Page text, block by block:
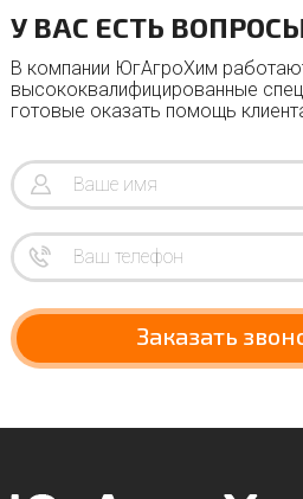
У ВАС ЕСТЬ
В компании ЮгАгроХим
высококвалифицированные
готовые оказать помощь
Заказать